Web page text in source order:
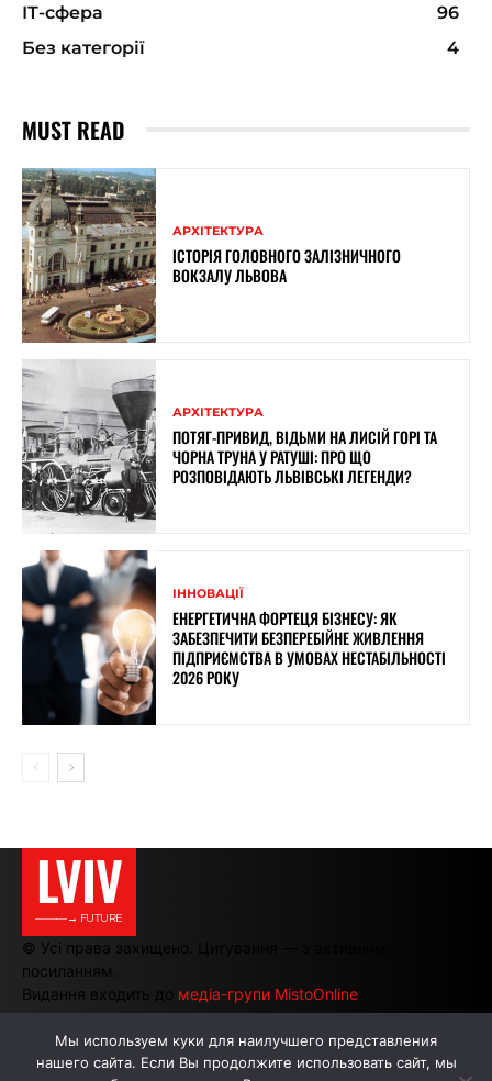
ІТ-сфера
96
Без категорії
4
MUST READ
АРХІТЕКТУРА
ІСТОРІЯ ГОЛОВНОГО ЗАЛІЗНИЧНОГО
ВОКЗАЛУ ЛЬВОВА
АРХІТЕКТУРА
ПОТЯГ-ПРИВИД, ВІДЬМИ НА ЛИСІЙ ГОРІ ТА
ЧОРНА ТРУНА У РАТУШІ: ПРО ЩО
РОЗПОВІДАЮТЬ ЛЬВІВСЬКІ ЛЕГЕНДИ?
ІННОВАЦІЇ
ЕНЕРГЕТИЧНА ФОРТЕЦЯ БІЗНЕСУ: ЯК
ЗАБЕЗПЕЧИТИ БЕЗПЕРЕБІЙНЕ ЖИВЛЕННЯ
ПІДПРИЄМСТВА В УМОВАХ НЕСТАБІЛЬНОСТІ
2026 РОКУ
LVIV
———→ FUTURE
© Усі права захищено. Цитування — з активним
посиланням.
Видання входить до медіа-групи MistoOnline
АВТОРИ РЕКЛАМА НА САЙТІ
Мы используем куки для наилучшего представления
нашего сайта. Если Вы продолжите использовать сайт, мы